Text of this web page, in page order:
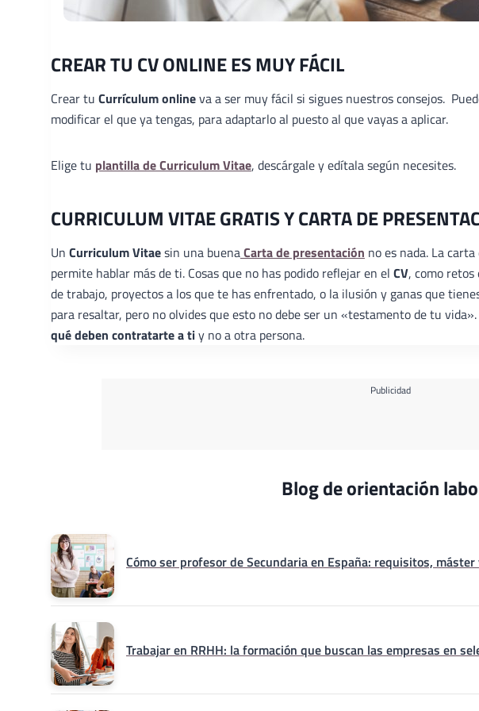
CREAR TU CV ONLINE ES MUY FÁCIL
Crear tu Currículum onlineva a ser muy fácil si sigues nuestros consejos.
modificar el que ya tengas, para adaptarlo al puesto al que vayas a aplicar.
Elige tu plantilla de Curriculum Vitae, descárgale y edítala según necesites.
CURRICULUM VITAE GRATIS Y CARTA DE
Un Curriculum Vitaesin una buenaCarta de presentación no es nada. La
permite hablar más de ti. Cosas que no has podido reflejar en el CV, como
de trabajo, proyectos a los que te has enfrentado, o la ilusión y ganas que
para resaltar, pero no olvides que esto no debe ser un «testamento de tu
qué deben contratarte a tiy no a otra persona.
Publicidad
Blog de orientación
Cómo ser profesor de Secundaria en España: requisitos, máster
Trabajar en RRHH: la formación que buscan las empresas en